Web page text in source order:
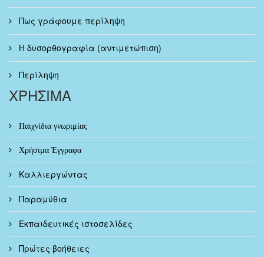
Πως γράφουμε περίληψη
Η δυσορθογραφία (αντιμετώπιση)
Περίληψη
ΧΡΗΣΙΜΑ
Παιχνίδια γνωριμίας
Χρήσιμα Έγγραφα
Καλλιεργώντας
Παραμύθια
Εκπαιδευτικές ιστοσελίδες
Πρώτες βοήθειες